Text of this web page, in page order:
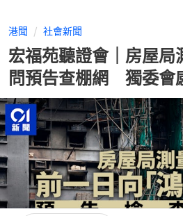
港聞 社會新聞
宏福苑聽證會｜房屋局
問預告查棚網 獨委會